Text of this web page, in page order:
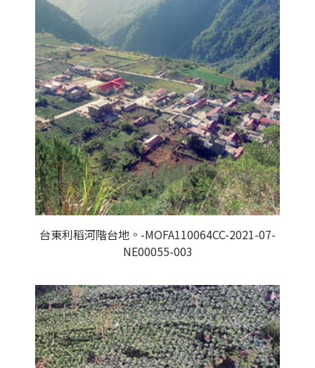
台東利稻河階台地。-MOFA110064CC-2021-07-
NE00055-003